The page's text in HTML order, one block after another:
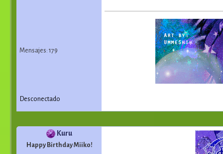
Mensajes: 179
Desconectado
Kuru
Happy Birthday Miiko!